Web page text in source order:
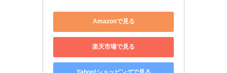
Amazonで見る
楽天市場で見る